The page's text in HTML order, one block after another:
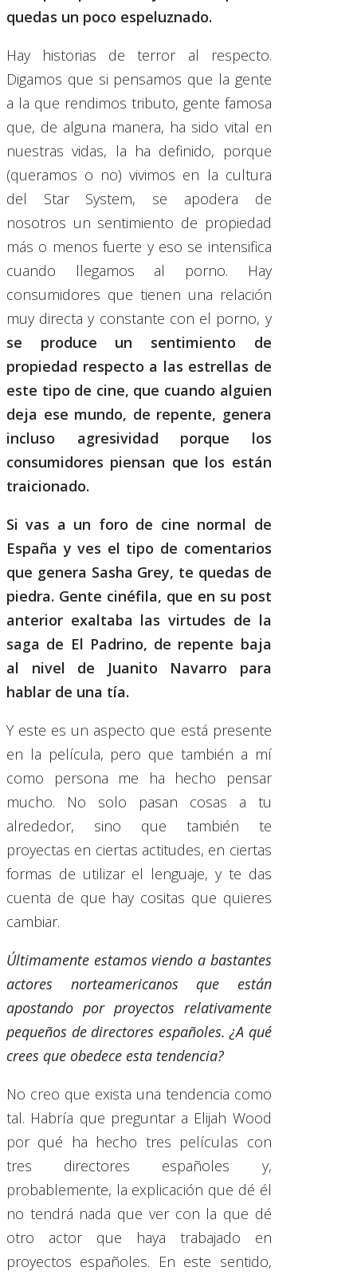
quedas un poco espeluznado.
Hay historias de terror al respecto.
Digamos que si pensamos que la gente
a la que rendimos tributo, gente famosa
que, de alguna manera, ha sido vital en
nuestras vidas, la ha definido, porque
(queramos o no) vivimos en la cultura
del Star System, se apodera de
nosotros un sentimiento de propiedad
más o menos fuerte y eso se intensifica
cuando llegamos al porno. Hay
consumidores que tienen una relación
muy directa y constante con el porno, y
se produce un sentimiento de
propiedad respecto a las estrellas de
este tipo de cine, que cuando alguien
deja ese mundo, de repente, genera
incluso agresividad porque los
consumidores piensan que los están
traicionado.
Si vas a un foro de cine normal de
España y ves el tipo de comentarios
que genera Sasha Grey, te quedas de
piedra. Gente cinéfila, que en su post
anterior exaltaba las virtudes de la
saga de El Padrino, de repente baja
al nivel de Juanito Navarro para
hablar de una tía.
Y este es un aspecto que está presente
en la película, pero que también a mí
como persona me ha hecho pensar
mucho. No solo pasan cosas a tu
alrededor, sino que también te
proyectas en ciertas actitudes, en ciertas
formas de utilizar el lenguaje, y te das
cuenta de que hay cositas que quieres
cambiar.
Últimamente estamos viendo a bastantes
actores norteamericanos que están
apostando por proyectos relativamente
pequeños de directores españoles. ¿A qué
crees que obedece esta tendencia?
No creo que exista una tendencia como
tal. Habría que preguntar a Elijah Wood
por qué ha hecho tres películas con
tres directores españoles y,
probablemente, la explicación que dé él
no tendrá nada que ver con la que dé
otro actor que haya trabajado en
proyectos españoles. En este sentido,